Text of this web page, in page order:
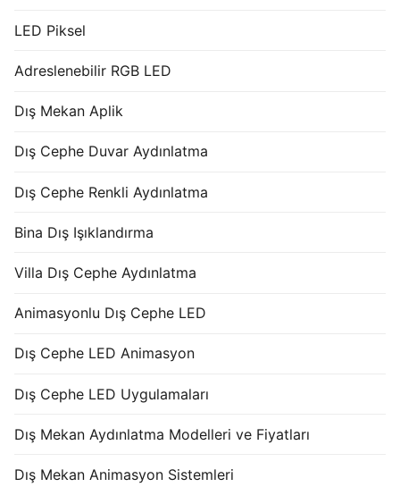
LED Piksel
Adreslenebilir RGB LED
Dış Mekan Aplik
Dış Cephe Duvar Aydınlatma
Dış Cephe Renkli Aydınlatma
Bina Dış Işıklandırma
Villa Dış Cephe Aydınlatma
Animasyonlu Dış Cephe LED
Dış Cephe LED Animasyon
Dış Cephe LED Uygulamaları
Dış Mekan Aydınlatma Modelleri ve Fiyatları
Dış Mekan Animasyon Sistemleri